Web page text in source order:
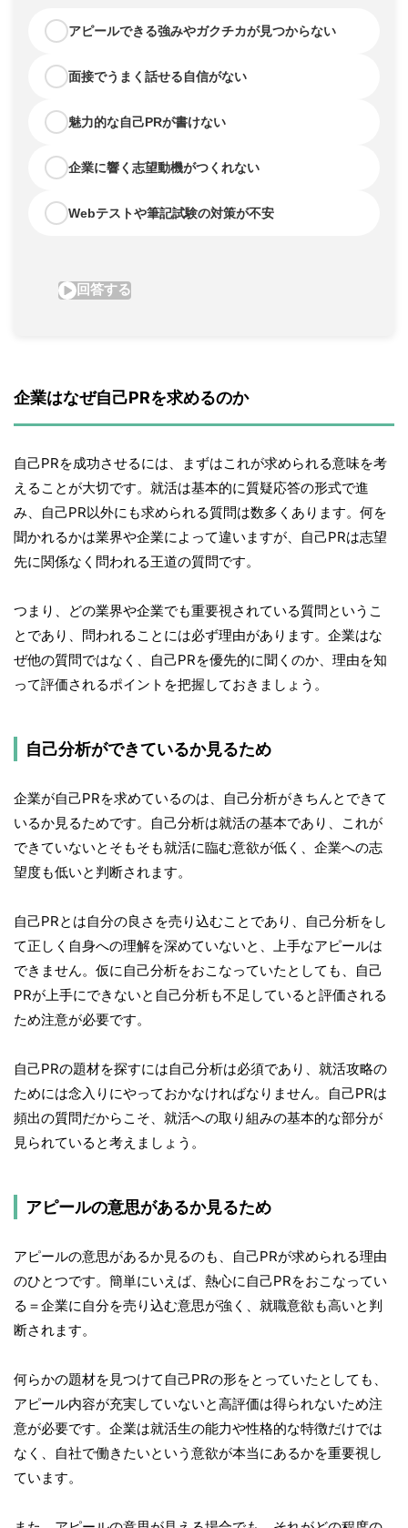
企業はなぜ自己PRを求めるのか
自己PRを成功させるには、まずはこれが求められる意味を考
えることが大切です。就活は基本的に質疑応答の形式で進
み、自己PR以外にも求められる質問は数多くあります。何を
聞かれるかは業界や企業によって違いますが、自己PRは志望
先に関係なく問われる王道の質問です。
つまり、どの業界や企業でも重要視されている質問というこ
とであり、問われることには必ず理由があります。企業はな
ぜ他の質問ではなく、自己PRを優先的に聞くのか、理由を知
って評価されるポイントを把握しておきましょう。
自己分析ができているか見るため
企業が自己PRを求めているのは、自己分析がきちんとできて
いるか見るためです。自己分析は就活の基本であり、これが
できていないとそもそも就活に臨む意欲が低く、企業への志
望度も低いと判断されます。
自己PRとは自分の良さを売り込むことであり、自己分析をし
て正しく自身への理解を深めていないと、上手なアピールは
できません。仮に自己分析をおこなっていたとしても、自己
PRが上手にできないと自己分析も不足していると評価される
ため注意が必要です。
自己PRの題材を探すには自己分析は必須であり、就活攻略の
ためには念入りにやっておかなければなりません。自己PRは
頻出の質問だからこそ、就活への取り組みの基本的な部分が
見られていると考えましょう。
アピールの意思があるか見るため
アピールの意思があるか見るのも、自己PRが求められる理由
のひとつです。簡単にいえば、熱心に自己PRをおこなってい
る＝企業に自分を売り込む意思が強く、就職意欲も高いと判
断されます。
何らかの題材を見つけて自己PRの形をとっていたとしても、
アピール内容が充実していないと高評価は得られないため注
意が必要です。企業は就活生の能力や性格的な特徴だけでは
なく、自社で働きたいという意欲が本当にあるかを重要視し
ています。